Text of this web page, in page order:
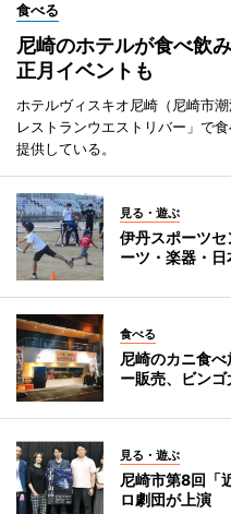
食べる
尼崎のホテルが食べ飲
正月イベントも
ホテルヴィスキオ尼崎（尼崎市
レストランウエストリバー」で
提供している。
見る・遊ぶ
伊丹スポーツ
ーツ・楽器・
食べる
尼崎のカニ食
ー販売、ビンゴ
見る・遊ぶ
尼崎市第8回「
ロ劇団が上演